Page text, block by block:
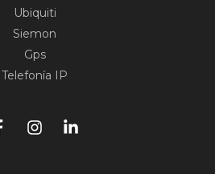
Ubiquiti
Siemon
Gps
Telefonía IP